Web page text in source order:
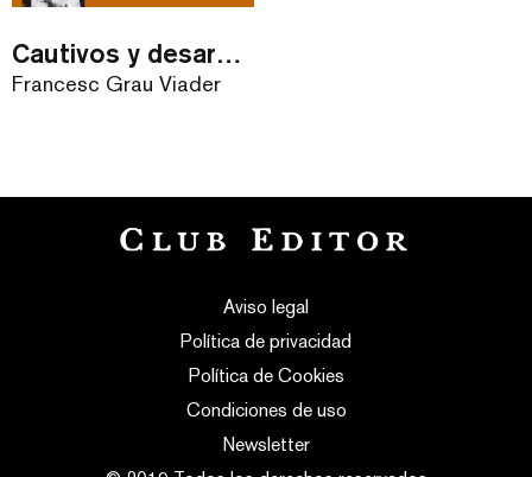
Cautivos y desarmados
Francesc Grau Viader
Aviso legal
Política de privacidad
Política de Cookies
Condiciones de uso
Newsletter